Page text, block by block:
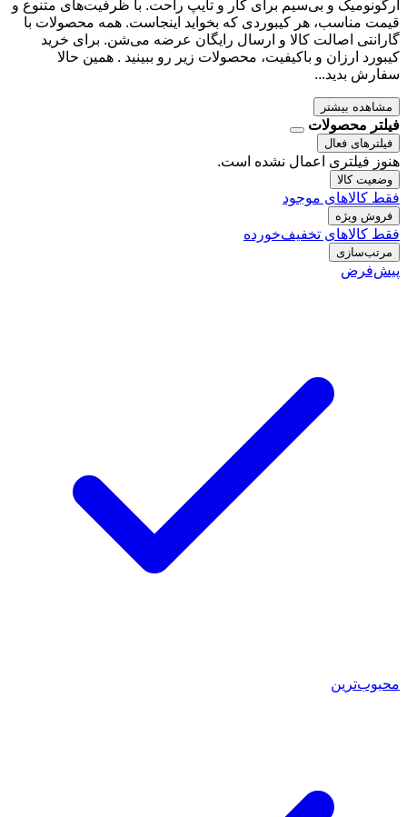
ارگونومیک و بی‌سیم برای کار و تایپ راحت. با ظرفیت‌های متنوع و
قیمت مناسب، هر کیبوردی که بخواید اینجاست. همه محصولات با
گارانتی اصالت کالا و ارسال رایگان عرضه می‌شن. برای خرید
کیبورد ارزان و باکیفیت، محصولات زیر رو ببینید . همین حالا
سفارش بدید...
مشاهده بیشتر
فیلتر محصولات
فیلترهای فعال
هنوز فیلتری اعمال نشده است.
وضعیت کالا
فقط کالاهای موجود
فروش ویژه
فقط کالاهای تخفیف‌خورده
مرتب‌سازی
پیش‌فرض
محبوب‌ترین